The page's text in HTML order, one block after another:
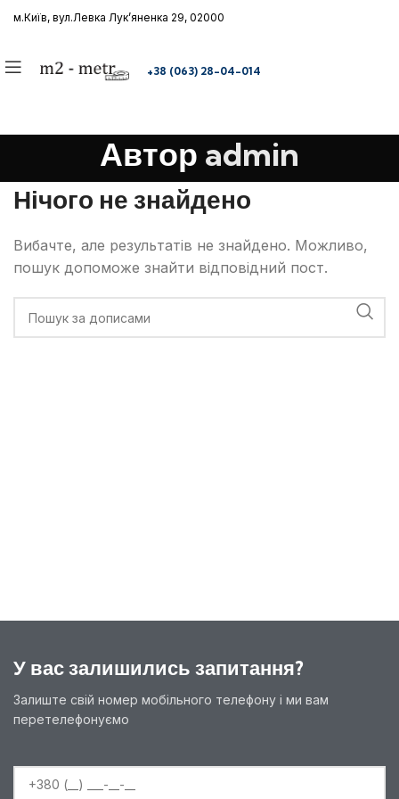
м.Київ, вул.Левка Лукʼяненка 29, 02000
+38 (063) 28-04-014
Автор admin
Нічого не знайдено
Вибачте, але результатів не знайдено. Можливо,
пошук допоможе знайти відповідний пост.
У вас залишились запитання?
Залиште свій номер мобільного телефону і ми вам
перетелефонуємо